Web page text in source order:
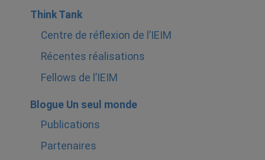
Think Tank
Centre de réflexion de l’IEIM
Récentes réalisations
Fellows de l’IEIM
Blogue Un seul monde
Publications
Partenaires